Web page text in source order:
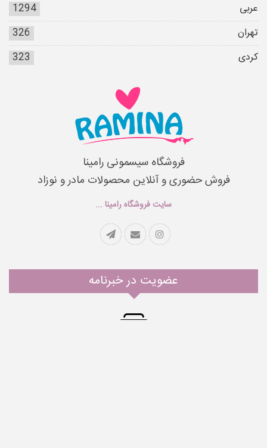
عربی
1294
تهران
326
کردی
323
فروشگاه سیسمونی رامینا
فروش حضوری و آنلاین محصولات مادر و نوزاد
سایت فروشگاه رامینا ...
عضویت در خبرنامه